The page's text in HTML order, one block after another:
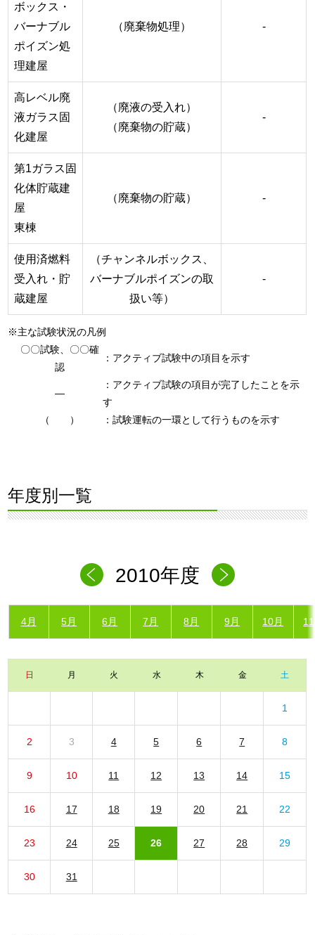
ボックス・
バーナブル
ポイズン処
理建屋
（廃棄物処理） -
高レベル廃
液ガラス固
化建屋
（廃液の受入れ）
（廃棄物の貯蔵）
-
第1ガラス固
化体貯蔵建
屋
東棟
（廃棄物の貯蔵） -
使用済燃料
受入れ・貯
蔵建屋
（チャンネルボックス、
バーナブルポイズンの取
扱い等）
-
※主な試験状況の凡例
〇〇試験、〇〇確
認
：アクティブ試験中の項目を示す
―
：アクティブ試験の項目が完了したことを示
す
（ ）
：試験運転の一環として行うものを示す
年度別一覧
2010年度
4月 5月 6月 7月 8月 9月 10月
日 月 火 水 木 金 土
1
2 3 4 5 6 7 8
9 10 11 12 13 14 15
16 17 18 19 20 21 22
23 24 25 26 27 28 29
30 31